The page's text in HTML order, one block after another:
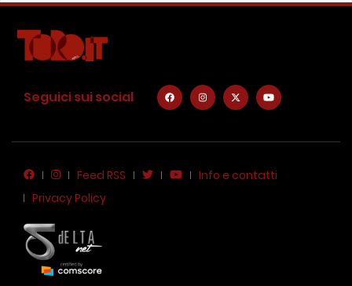
Seguici sui social
Feed RSS
Info e contatti
Privacy Policy